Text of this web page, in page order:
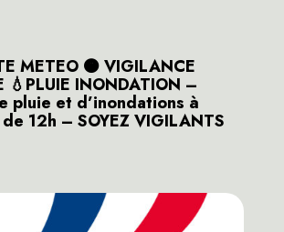
METEO 🟠 VIGILANCE
💧PLUIE INONDATION –
pluie et d’inondations à
12h – SOYEZ VIGILANTS